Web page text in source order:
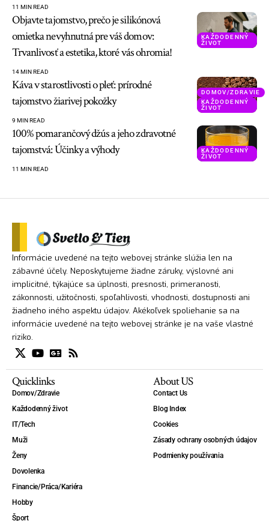
11 MIN READ
KAŽDODENNÝ
ŽIVOT
Objavte tajomstvo, prečo je silikónová
omietka nevyhnutná pre váš domov:
Trvanlivosť a estetika, ktoré vás ohromia!
14 MIN READ
DOMOV/ZDRAVIE
KAŽDODENNÝ
ŽIVOT
Káva v starostlivosti o pleť: prírodné
tajomstvo žiarivej pokožky
9 MIN READ
KAŽDODENNÝ
ŽIVOT
100% pomarančový džús a jeho zdravotné
tajomstvá: Účinky a výhody
11 MIN READ
Informácie uvedené na tejto webovej stránke slúžia len na
zábavné účely. Neposkytujeme žiadne záruky, výslovné ani
implicitné, týkajúce sa úplnosti, presnosti, primeranosti,
zákonnosti, užitočnosti, spoľahlivosti, vhodnosti, dostupnosti ani
žiadneho iného aspektu údajov. Akékoľvek spoliehanie sa na
informácie uvedené na tejto webovej stránke je na vaše vlastné
riziko.
Quicklinks
Domov/Zdravie
Každodenný život
IT/Tech
Muži
Ženy
Dovolenka
Financie/Práca/Kariéra
Hobby
Šport
About US
Contact Us
Blog Index
Cookies
Zásady ochrany osobných údajov
Podmienky používania